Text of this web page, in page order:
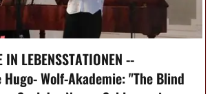
IN LEBENSSTATIONEN --
Wolf-Akademie: "The Blind